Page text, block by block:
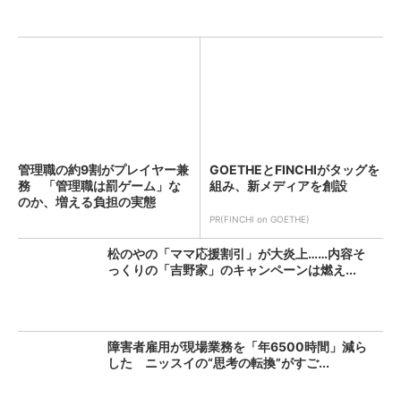
管理職の約9割がプレイヤー兼
務 「管理職は罰ゲーム」な
のか、増える負担の実態
GOETHEとFINCHIがタッグを
組み、新メディアを創設
PR(FINCHI on GOETHE)
松のやの「ママ応援割引」が大炎上……内容そ
っくりの「吉野家」のキャンペーンは燃え...
障害者雇用が現場業務を「年6500時間」減ら
した ニッスイの“思考の転換”がすご...